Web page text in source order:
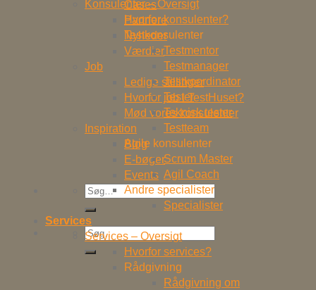
Cases
Partnere
Nyheder
Værdier
Job
Ledige stillinger
Hvorfor job i TestHuset?
Mød vores konsulenter
Inspiration
Blog
E-bøger
Events
Søg
efter:
Søg
efter:
Konsulenter – Oversigt
Hvorfor konsulenter?
Testkonsulenter
Testmentor
Testmanager
Testkoordinator
Tester
Teknisk tester
Testteam
Agile konsulenter
Scrum Master
Agil Coach
Andre specialister
Specialister
Services
Services – Oversigt
Hvorfor services?
Rådgivning
Rådgivning om